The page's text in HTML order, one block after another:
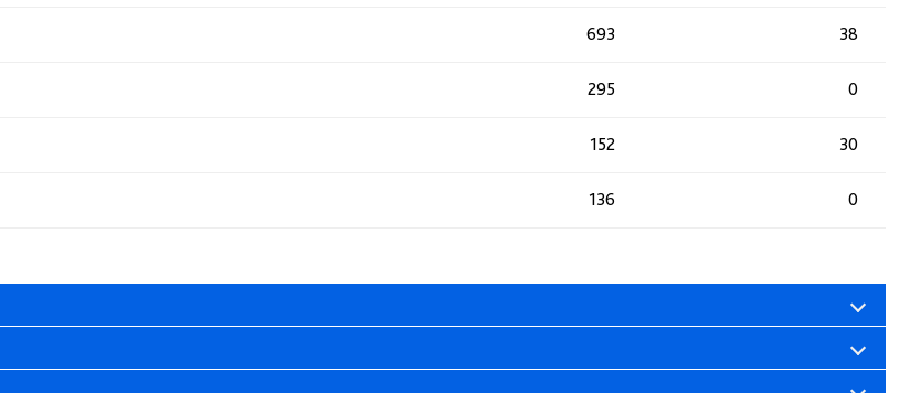
693 38
295 0
152 30
136 0